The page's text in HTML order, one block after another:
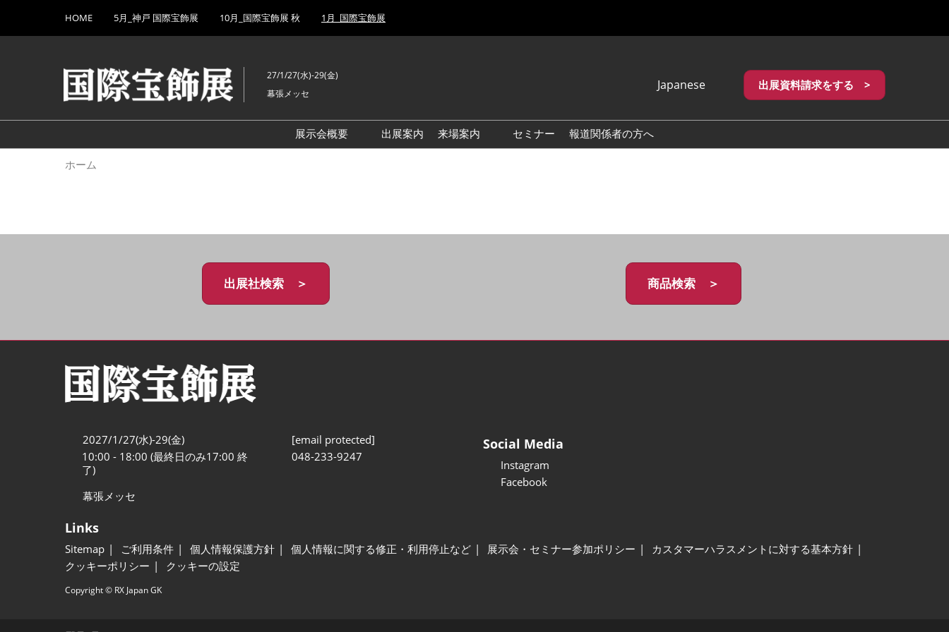
キ
し
て
to
HOME 5月_神戸 国際宝飾展 10月_国際宝飾展 秋 1月_国際宝飾展
27/1/27(水)-29(金)
幕張メッセ
Japanese
English
繁體中文
出展資料請求をする >
展示会概要
出展案内
来場案内
セミナー 報道関係者の方へ
ホーム
出展社検索 ＞ 商品検索 ＞
2027/1/27(水)-29(金)
10:00 - 18:00 (最終日のみ17:00 終
了)
幕張メッセ
[email protected]
048-233-9247
Social Media
Instagram
Facebook
Links
Sitemap ご利用条件 個人情報保護方針 個人情報に関する修正・利用停止など 展示会・セミナー参加ポリシー
カスタマーハラスメントに対する基本方針
クッキーポリシー
クッキーの設定
Copyright © RX Japan GK